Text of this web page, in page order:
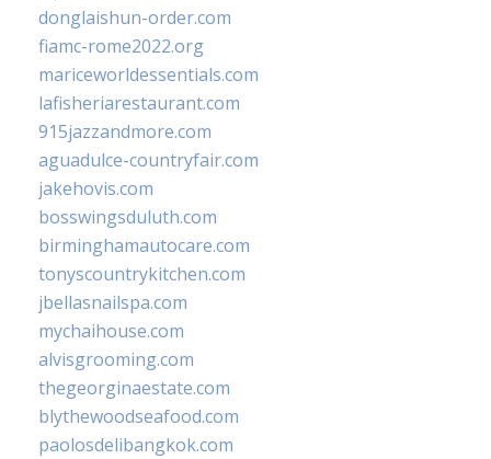
donglaishun-order.com
fiamc-rome2022.org
mariceworldessentials.com
lafisheriarestaurant.com
915jazzandmore.com
aguadulce-countryfair.com
jakehovis.com
bosswingsduluth.com
birminghamautocare.com
tonyscountrykitchen.com
jbellasnailspa.com
mychaihouse.com
alvisgrooming.com
thegeorginaestate.com
blythewoodseafood.com
paolosdelibangkok.com